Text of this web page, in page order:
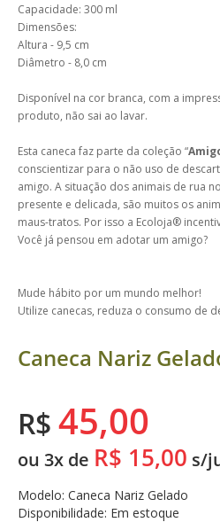
Capacidade: 300 ml
Dimensões:
Altura - 9,5 cm
Diâmetro - 8,0 cm
Disponível na cor branca, com a
produto, não sai ao lavar.
Esta caneca faz parte da coleção “
conscientizar para o não uso de
amigo. A situação dos animais de rua
presente e delicada, são muitos os
maus-tratos. Por isso a Ecoloja®
Você já pensou em adotar um amigo?
Mude hábito por um mundo melhor!
Utilize canecas, reduza o consumo de
Caneca Nariz
R$ 45,00
ou 3x de R$ 15,00 s/
Modelo: Caneca Nariz Gelado
Disponibilidade: Em estoque